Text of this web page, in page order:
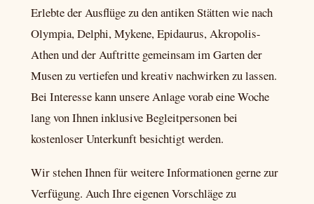
Erlebte der Ausflüge zu den antiken Stätten wie nach
Olympia, Delphi, Mykene, Epidaurus, Akropolis-
Athen und der Auftritte gemeinsam im Garten der
Musen zu vertiefen und kreativ nachwirken zu lassen.
Bei Interesse kann unsere Anlage vorab eine Woche
lang von Ihnen inklusive Begleitpersonen bei
kostenloser Unterkunft besichtigt werden.
Wir stehen Ihnen für weitere Informationen gerne zur
Verfügung. Auch Ihre eigenen Vorschläge zu